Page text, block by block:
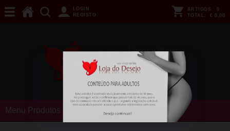
LOGIN
REGISTO
ARTIGOS:
0
TOTAL: € 0,00
Menu Produtos